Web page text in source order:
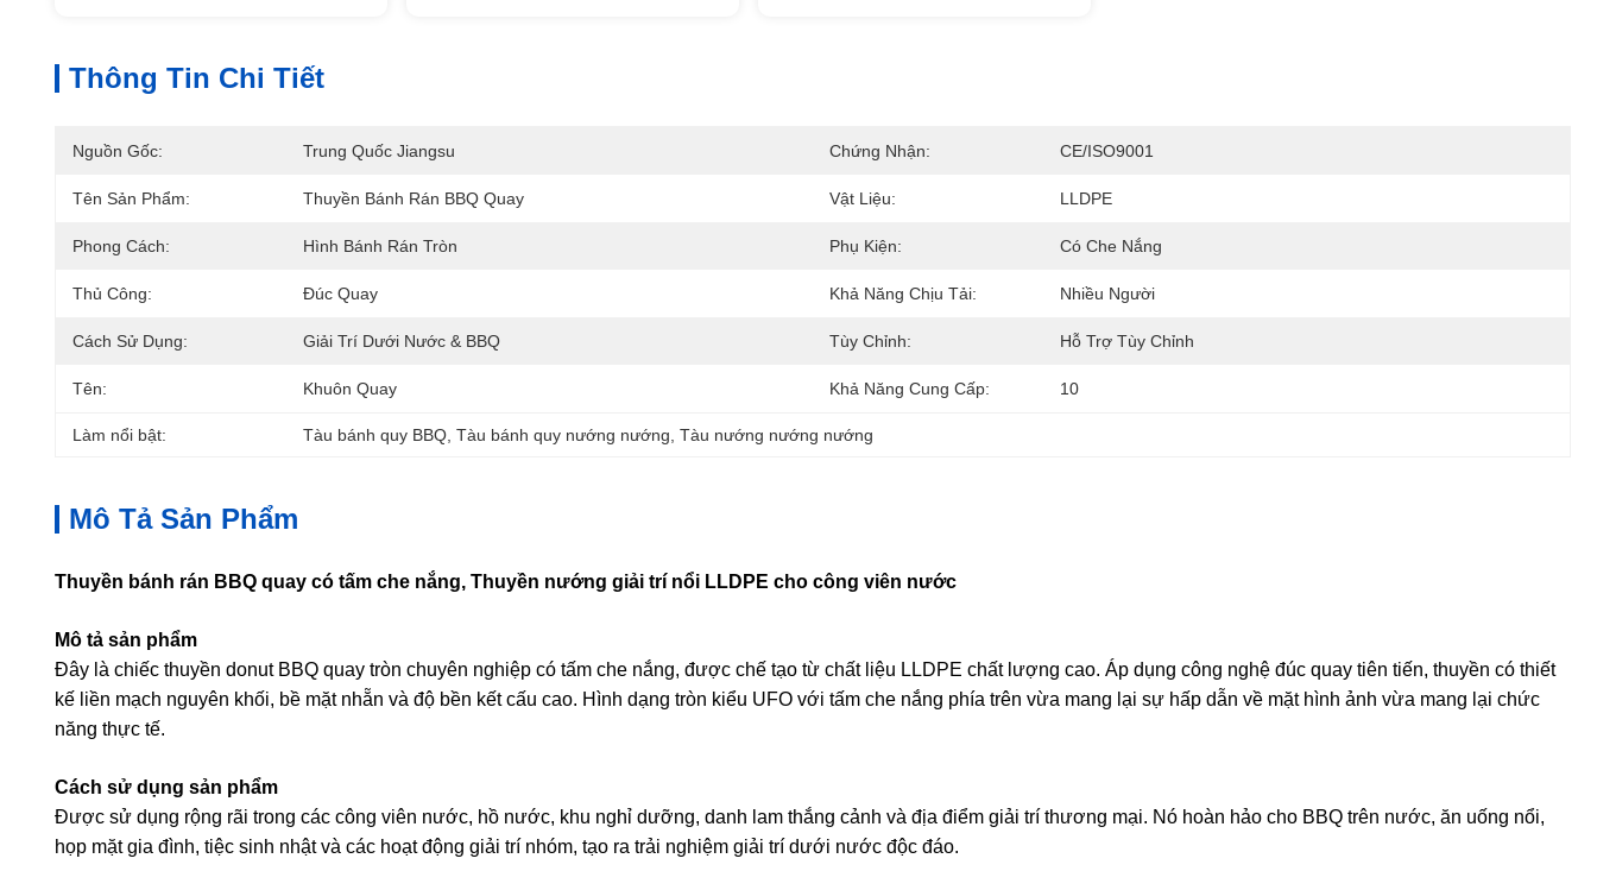
Thông Tin Chi Tiết
Nguồn Gốc: Trung Quốc Jiangsu Chứng Nhận: CE/ISO9001
Tên Sản Phẩm: Thuyền Bánh Rán BBQ Quay Vật Liệu: LLDPE
Phong Cách: Hình Bánh Rán Tròn Phụ Kiện: Có Che Nắng
Thủ Công: Đúc Quay Khả Năng Chịu Tải: Nhiều Người
Cách Sử Dụng: Giải Trí Dưới Nước & BBQ Tùy Chỉnh: Hỗ Trợ Tùy Chỉnh
Tên: Khuôn Quay Khả Năng Cung Cấp: 10
Làm nổi bật: Tàu bánh quy BBQ Tàu bánh quy nướng nướng Tàu nướng nướng nướng
Mô Tả Sản Phẩm
Thuyền bánh rán BBQ quay có tấm che nắng, Thuyền nướng giải trí nổi LLDPE cho công viên nước
Mô tả sản phẩm
Đây là chiếc thuyền donut BBQ quay tròn chuyên nghiệp có tấm che nắng, được chế tạo từ chất liệu LLDPE chất lượng cao. Áp dụng công nghệ đúc quay tiên tiến, thuyền có thiết
kế liền mạch nguyên khối, bề mặt nhẵn và độ bền kết cấu cao. Hình dạng tròn kiểu UFO với tấm che nắng phía trên vừa mang lại sự hấp dẫn về mặt hình ảnh vừa mang lại chức
năng thực tế.
Cách sử dụng sản phẩm
Được sử dụng rộng rãi trong các công viên nước, hồ nước, khu nghỉ dưỡng, danh lam thắng cảnh và địa điểm giải trí thương mại. Nó hoàn hảo cho BBQ trên nước, ăn uống nổi,
họp mặt gia đình, tiệc sinh nhật và các hoạt động giải trí nhóm, tạo ra trải nghiệm giải trí dưới nước độc đáo.